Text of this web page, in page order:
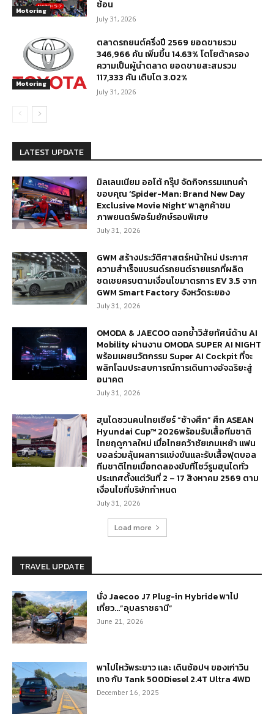
Motoring
ซ้อน
July 31, 2026
Motoring
ตลาดรถยนต์ครึ่งปี 2569 ยอดขายรวม
346,966 คัน เพิ่มขึ้น 14.63% โตโยต้าครอง
ความเป็นผู้นำตลาด ยอดขายสะสมรวม
117,333 คัน เติบโต 3.02%
July 31, 2026
LATEST UPDATE
มิลเลนเนียม ออโต้ กรุ๊ป จัดกิจกรรมแทนคำ
ขอบคุณ ‘Spider-Man: Brand New Day
Exclusive Movie Night’ พาลูกค้าชม
ภาพยนตร์ฟอร์มยักษ์รอบพิเศษ
July 31, 2026
GWM สร้างประวัติศาสตร์หน้าใหม่ ประกาศ
ความสำเร็จแบรนด์รถยนต์รายแรกที่ผลิต
ชดเชยครบตามเงื่อนไขมาตรการ EV 3.5 จาก
GWM Smart Factory จังหวัดระยอง
July 31, 2026
OMODA & JAECOO ตอกย้ำวิสัยทัศน์ด้าน AI
Mobility ผ่านงาน OMODA SUPER AI NIGHT
พร้อมเผยนวัตกรรม Super AI Cockpit ที่จะ
พลิกโฉมประสบการณ์การเดินทางอัจฉริยะสู่
อนาคต
July 31, 2026
ฮุนไดชวนคนไทยเชียร์ “ช้างศึก” ศึก ASEAN
Hyundai Cup™ 2026พร้อมรับเสื้อทีมชาติ
ไทยฤดูกาลใหม่ เมื่อไทยคว้าชัยเกมเหย้า แฟน
บอลร่วมลุ้นผลการแข่งขันและรับเสื้อฟุตบอล
ทีมชาติไทยเมื่อทดลองขับที่โชว์รูมฮุนไดทั่ว
ประเทศตั้งแต่วันที่ 2 – 17 สิงหาคม 2569 ตาม
เงื่อนไขที่บริษัทกำหนด
July 31, 2026
Load more
TRAVEL UPDATE
นั่ง Jaecoo J7 Plug-in Hybride พาไป
เที่ยว…”อุบลราชธานี”
June 21, 2026
พาไปไหว้พระขาว และ เดินช้อปฯ ของเก่าวิน
เทจ กับ Tank 500Diesel 2.4T Ultra 4WD
December 16, 2025